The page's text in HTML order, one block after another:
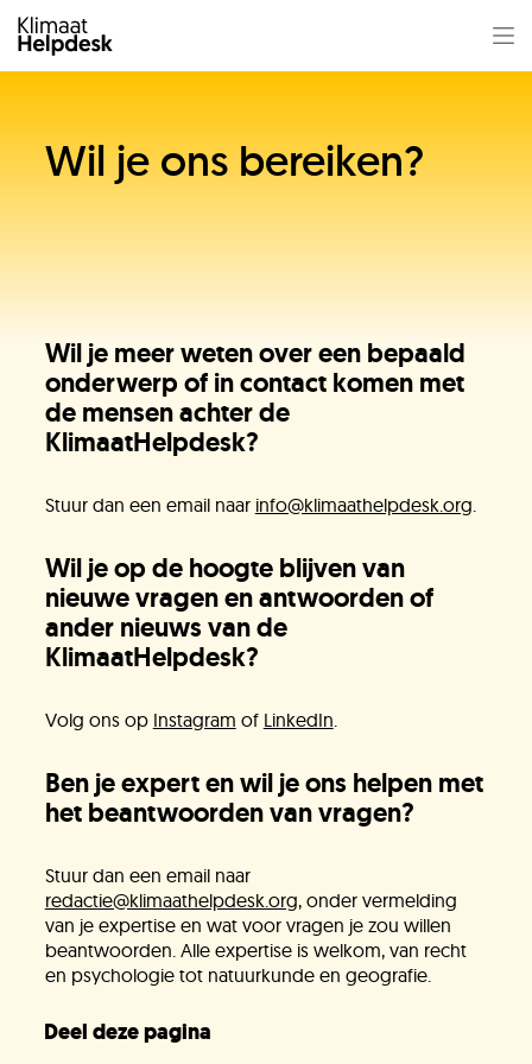
Wil je ons bereiken?
Wil je meer weten over een bepaald
onderwerp of in contact komen met
de mensen achter de
KlimaatHelpdesk?
Stuur dan een email naar info@klimaathelpdesk.org.
Wil je op de hoogte blijven van
nieuwe vragen en antwoorden of
ander nieuws van de
KlimaatHelpdesk?
Volg ons op Instagram of LinkedIn.
Ben je expert en wil je ons helpen met
het beantwoorden van vragen?
Stuur dan een email naar
redactie@klimaathelpdesk.org, onder vermelding
van je expertise en wat voor vragen je zou willen
beantwoorden. Alle expertise is welkom, van recht
en psychologie tot natuurkunde en geografie.
Deel deze pagina
Jullie vragen
Onze experts
Vacatures
KlimaatLesSnacks
Onze organisatie